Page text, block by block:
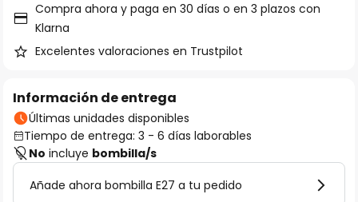
Compra ahora y paga en 30 días o en 3 plazos con
Klarna
Excelentes valoraciones en Trustpilot
Información de entrega
Últimas unidades disponibles
Tiempo de entrega: 3 - 6 días laborables
No incluye bombilla/s
Añade ahora bombilla E27 a tu pedido